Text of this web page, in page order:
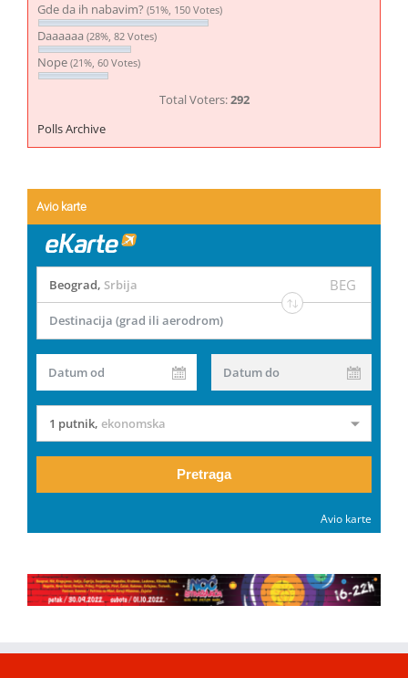
Gde da ih nabavim? (51%, 150 Votes)
Daaaaaa (28%, 82 Votes)
Nope (21%, 60 Votes)
Total Voters:292
Polls Archive
Avio karte
Beograd, Srbija BEG
Destinacija (grad ili aerodrom)
Datum od Datum do
1 putnik, ekonomska
Pretraga
Avio karte